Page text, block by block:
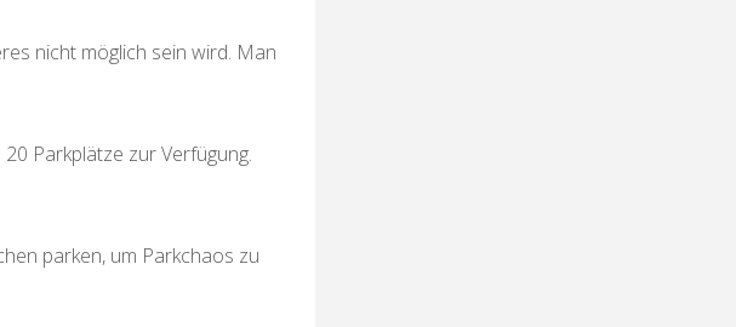
nicht möglich sein wird. Man
Parkplätze zur Verfügung.
parken, um Parkchaos zu